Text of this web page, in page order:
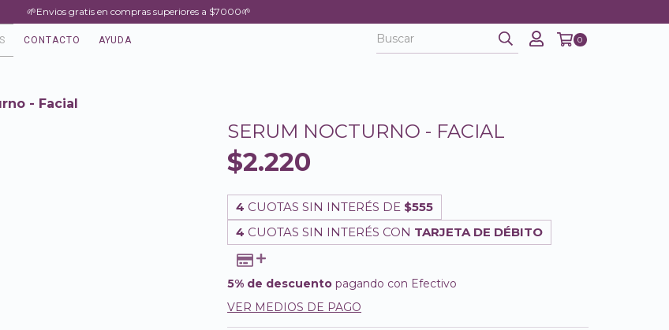
🌱Envios gratis en compras superiores a $7000🌱
CONTACTO AYUDA 0
- Facial
SERUM NOCTURNO - FACIAL
$2.220
4 CUOTAS SIN INTERÉS DE $555
4 CUOTAS SIN INTERÉS CON TARJETA DE DÉBITO
5% de descuento pagando con Efectivo
VER MEDIOS DE PAGO